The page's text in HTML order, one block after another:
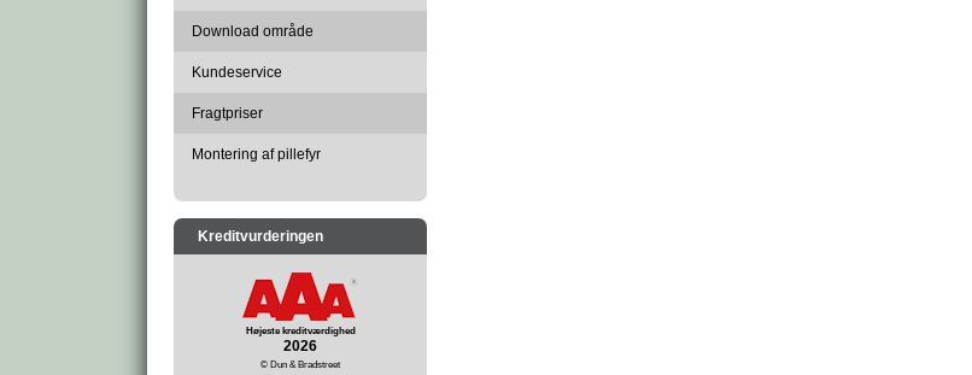
Download område
Kundeservice
Fragtpriser
Montering af pillefyr
Kreditvurderingen
Højeste kreditværdighed
2026
© Dun & Bradstreet